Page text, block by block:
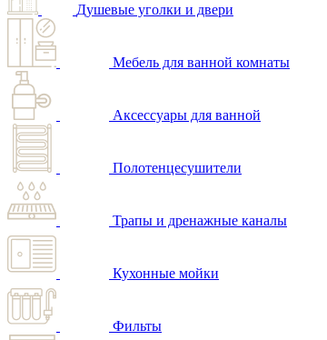
Душевые уголки и двери
Мебель для ванной комнаты
Аксессуары для ванной
Полотенцесушители
Трапы и дренажные каналы
Кухонные мойки
Фильты